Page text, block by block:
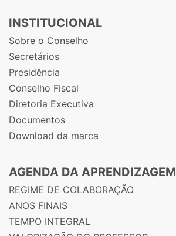
INSTITUCIONAL
Sobre o Conselho
Secretários
Presidência
Conselho Fiscal
Diretoria Executiva
Documentos
Download da marca
AGENDA DA APRENDIZAGEM
REGIME DE COLABORAÇÃO
ANOS FINAIS
TEMPO INTEGRAL